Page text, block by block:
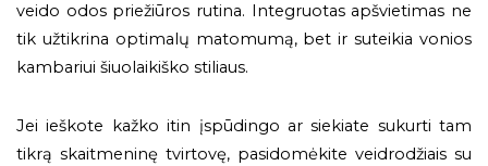
veido odos priežiūros rutina. Integruotas apšvietimas ne
tik užtikrina optimalų matomumą, bet ir suteikia vonios
kambariui šiuolaikiško stiliaus.
Jei ieškote kažko itin įspūdingo ar siekiate sukurti tam
tikrą skaitmeninę tvirtovę, pasidomėkite veidrodžiais su